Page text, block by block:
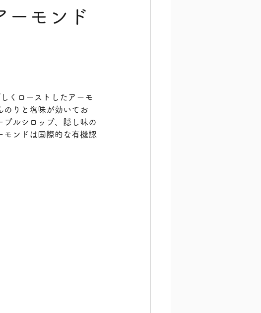
ーモンド​
くローストしたアーモ
のりと塩味が効いてお
プルシロップ、隠し味の
モンドは国際的な有機認